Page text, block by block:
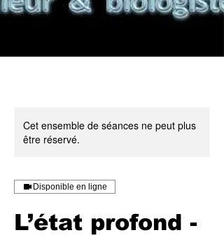
Cet ensemble de séances ne peut plus
être réservé.
Disponible en ligne
L’état profond -